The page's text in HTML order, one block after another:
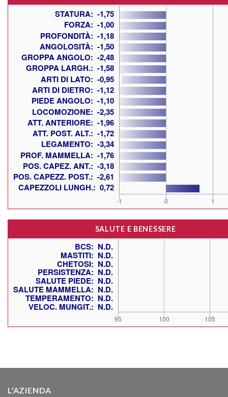
SALUTE E BENESSERE
L’AZIENDA